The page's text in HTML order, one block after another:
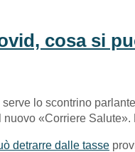
cosa si
lo scontrino
«Corriere
detrarre dalle tasse